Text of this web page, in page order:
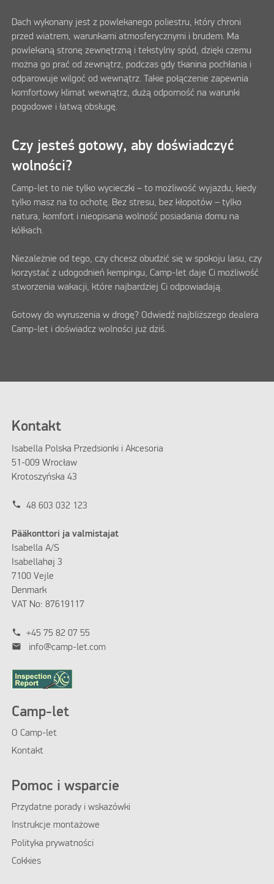
Dach wykonany jest z powlekanego poliestru, który chroni
przed wiatrem, warunkami atmosferycznymi i brudem. Ma
powlekaną stronę zewnętrzną i tekstylny spód, dzięki czemu
można go prać od zewnątrz, podczas gdy tkanina pochłania i
odparowuje wilgoć od wewnątrz. Takie połączenie zapewnia
komfortowy klimat wewnątrz, dużą odporność na warunki
pogodowe i łatwą obsługę.
Czy jesteś gotowy, aby doświadczyć
wolności?
Camp-let to nie tylko wycieczki – to możliwość wyjazdu, kiedy
tylko masz na to ochotę. Bez stresu, bez kłopotów – tylko
natura, komfort i nieopisana wolność posiadania domu na
kółkach.
Niezależnie od tego, czy chcesz obudzić się w spokoju lasu, czy
korzystać z udogodnień kempingu, Camp-let daje Ci możliwość
stworzenia wakacji, które najbardziej Ci odpowiadają.
Gotowy do wyruszenia w drogę? Odwiedź najbliższego dealera
Camp-let i doświadcz wolności już dziś.
Kontakt
Isabella Polska Przedsionki i Akcesoria
51-009 Wrocław
Krotoszyńska 43
phone 48 603 032 123
Pääkonttori ja valmistajat
Isabella A/S
Isabellahøj 3
7100 Vejle
Denmark
VAT No: 87619117
phone +45 75 82 07 55
mail info@camp-let.com
Camp-let
O Camp-let
Kontakt
Pomoc i wsparcie
Przydatne porady i wskazówki
Instrukcje montażowe
Polityka prywatności
Cokkies